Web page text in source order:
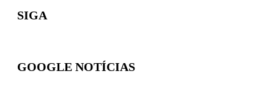
SIGA
GOOGLE NOTÍCIAS